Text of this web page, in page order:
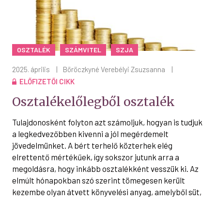
OSZTALÉK SZÁMVITEL SZJA
2025. április | Böröczkyné Verebélyi Zsuzsanna
|
ELŐFIZETŐI CIKK
Osztalékelőlegből osztalék
Tulajdonosként folyton azt számoljuk, hogyan is tudjuk
a legkedvezőbben kivenni a jól megérdemelt
jövedelmünket. A bért terhelő közterhek elég
elrettentő mértékűek, így sokszor jutunk arra a
megoldásra, hogy inkább osztalékként vesszük ki. Az
elmúlt hónapokban szó szerint tömegesen került
kezembe olyan átvett könyvelési anyag, amelyből süt,